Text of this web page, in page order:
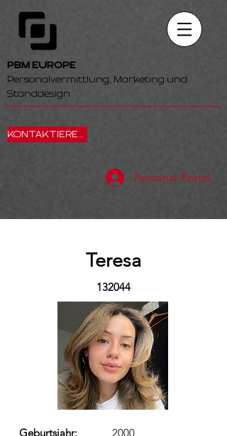
PBM EUROPE
Personalvermittlung, Marketing und
Standdesign
KONTAKTIEREN SIE UNS
Personal-Portal
Teresa
132044
Geburtsjahr:
2000